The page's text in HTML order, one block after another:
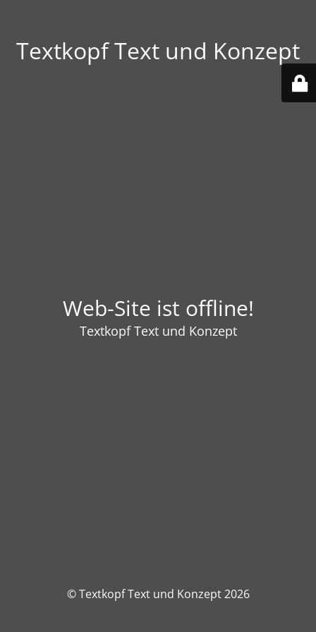
Textkopf Text und Konzept
Web-Site ist offline!
Textkopf Text und Konzept
© Textkopf Text und Konzept 2026